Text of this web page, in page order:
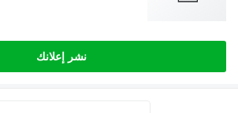
نشر إعلانك